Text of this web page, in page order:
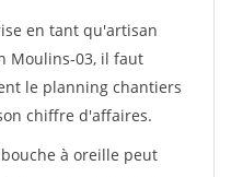
en tant qu'artisan
Moulins-03, il faut
le planning chantiers
chiffre d'affaires.
à oreille peut